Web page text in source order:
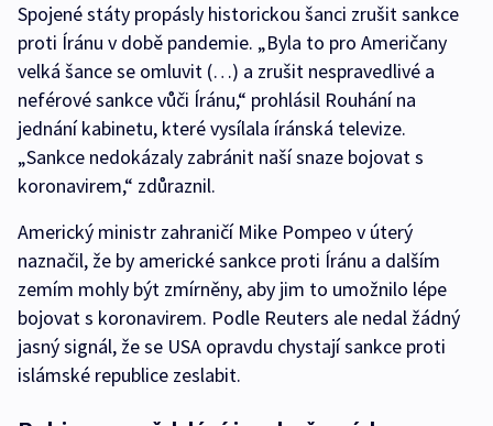
Spojené státy propásly historickou šanci zrušit sankce
proti Íránu v době pandemie. „Byla to pro Američany
velká šance se omluvit (…) a zrušit nespravedlivé a
neférové sankce vůči Íránu,“ prohlásil Rouhání na
jednání kabinetu, které vysílala íránská televize.
„Sankce nedokázaly zabránit naší snaze bojovat s
koronavirem,“ zdůraznil.
Americký ministr zahraničí Mike Pompeo v úterý
naznačil, že by americké sankce proti Íránu a dalším
zemím mohly být zmírněny, aby jim to umožnilo lépe
bojovat s koronavirem. Podle Reuters ale nedal žádný
jasný signál, že se USA opravdu chystají sankce proti
islámské republice zeslabit.